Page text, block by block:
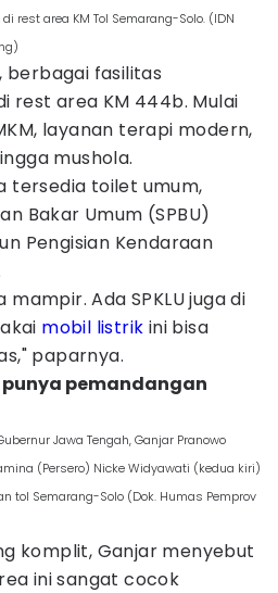
rest area KM Tol Semarang-Solo. (IDN
berbagai fasilitas
rest area KM 444b. Mulai
layanan terapi modern,
mushola.
tersedia toilet umum,
Bakar Umum (SPBU)
Pengisian Kendaraan
Ada SPKLU juga di
mobil listrik ini bisa
paparnya.
punya pemandangan
Jawa Tengah, Ganjar Pranowo
(Persero) Nicke Widyawati (kedua kiri)
tol Semarang-Solo (Dok. Humas Pemprov
komplit, Ganjar menyebut
ini sangat cocok